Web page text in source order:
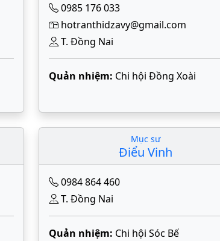
0985 176 033
hotranthidzavy@gmail.com
T. Đồng Nai
Quản nhiệm: Chi hội Đồng Xoài
Mục sư
Điểu Vinh
0984 864 460
T. Đồng Nai
Quản nhiệm: Chi hội Sóc Bế